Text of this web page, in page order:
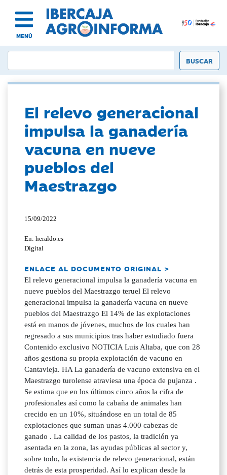
MENÚ
El relevo generacional
impulsa la ganadería
vacuna en nueve
pueblos del
Maestrazgo
15/09/2022
En: heraldo.es
Digital
ENLACE AL DOCUMENTO ORIGINAL >
El relevo generacional impulsa la ganadería vacuna en
nueve pueblos del Maestrazgo teruel El relevo
generacional impulsa la ganadería vacuna en nueve
pueblos del Maestrazgo El 14% de las explotaciones
está en manos de jóvenes, muchos de los cuales han
regresado a sus municipios tras haber estudiado fuera
Contenido exclusivo NOTICIA Luis Altaba, que con 28
años gestiona su propia explotación de vacuno en
Cantavieja. HA La ganadería de vacuno extensiva en el
Maestrazgo turolense atraviesa una época de pujanza .
Se estima que en los últimos cinco años la cifra de
profesionales así como la cabaña de animales han
crecido en un 10%, situándose en un total de 85
explotaciones que suman unas 4.000 cabezas de
ganado . La calidad de los pastos, la tradición ya
asentada en la zona, las ayudas públicas al sector y,
sobre todo, la existencia de relevo generacional, están
detrás de esta prosperidad. Así lo explican desde la